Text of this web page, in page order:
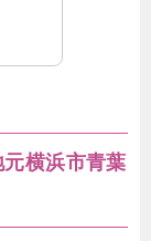
横浜市青葉